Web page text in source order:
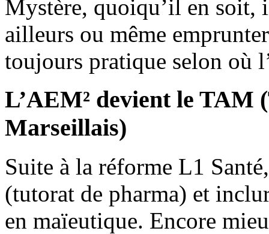
Mystère, quoiqu’il en soit,
ailleurs ou même
toujours pratique selon où
L’AEM² devient le TAM
Marseillais)
Suite à la réforme L1
(tutorat de pharma) et
en maïeutique. Encore